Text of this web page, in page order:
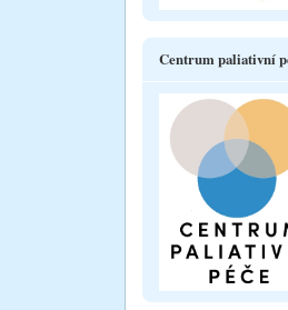
Centrum paliativní